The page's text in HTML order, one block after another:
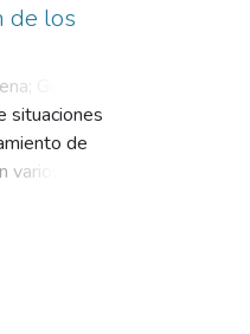
de los
;
situaciones
de